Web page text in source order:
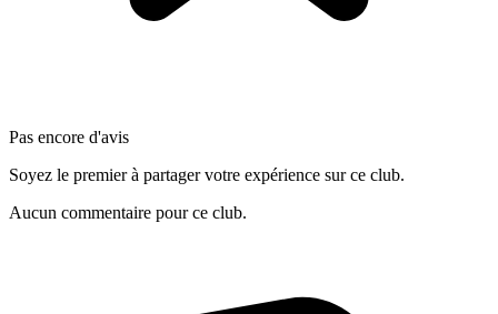
Pas encore d'avis
Soyez le premier à partager votre expérience sur ce club.
Aucun commentaire pour ce club.